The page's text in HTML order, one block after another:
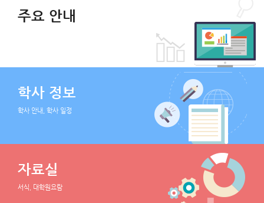
주요 안내
학사 정보
학사 안내, 학사 일정
자료실
서식, 대학원요람